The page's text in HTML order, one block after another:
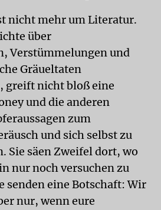
nicht mehr um Literatur.
über
Verstümmelungen und
Gräueltaten
greift nicht bloß eine
und die anderen
zum
und sich selbst zu
Sie säen Zweifel dort, wo
nur noch versuchen zu
senden eine Botschaft: Wir
nur, wenn eure